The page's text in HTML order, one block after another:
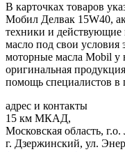
В карточках товаров
Мобил Делвак 15W40,
техники и действующие
масло под свои
моторные масла Mobil у
оригинальная
помощь специалистов в
адрес и контакты
15 км МКАД,
Московская область,
г. Дзержинский, ул.